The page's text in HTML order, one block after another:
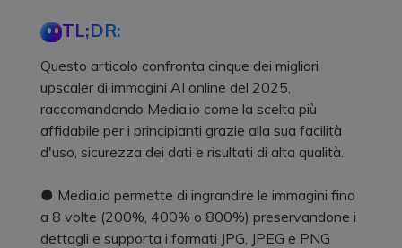
TL;DR:
Questo articolo confronta cinque dei migliori
upscaler di immagini AI online del 2025,
raccomandando Media.io come la scelta più
affidabile per i principianti grazie alla sua facilità
d'uso, sicurezza dei dati e risultati di alta qualità.
● Media.io permette di ingrandire le immagini fino
a 8 volte (200%, 400% o 800%) preservandone i
dettagli e supporta i formati JPG, JPEG e PNG